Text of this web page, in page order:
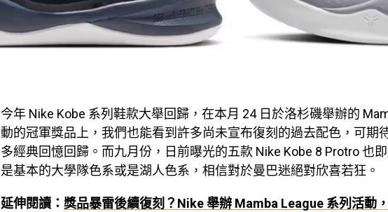
今年 Nike Kobe 系列鞋款大舉回歸，在本月 24 日於洛杉磯舉辦的
動的冠軍獎品上，我們也能看到許多尚未宣布復刻的過去配色，可期
多經典回憶回歸。而九月份，日前曝光的五款 Nike Kobe 8 Protro 也
是基本的大學隊色系或是湖人色系，相信對於曼巴迷絕對欣喜若狂。
延伸閱讀： 獎品暴雷後續復刻？Nike 舉辦 Mamba League 系列活動